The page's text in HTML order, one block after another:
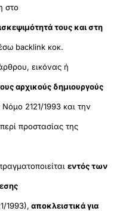
στο
τους και στη
backlink κοκ.
εικόνας ή
αρχικούς δημιουργούς
2121/1993 και την
προστασίας της
εντός των
1993), αποκλειστικά για